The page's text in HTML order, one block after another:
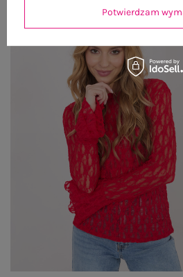
Potwierdzam